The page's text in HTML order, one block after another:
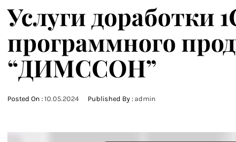
Услуги доработки
программного
“ДИМССОН”
Posted On :10.05.2024 Published By : admin